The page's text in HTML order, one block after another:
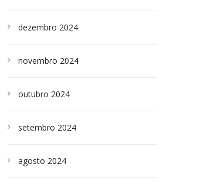
dezembro 2024
novembro 2024
outubro 2024
setembro 2024
agosto 2024